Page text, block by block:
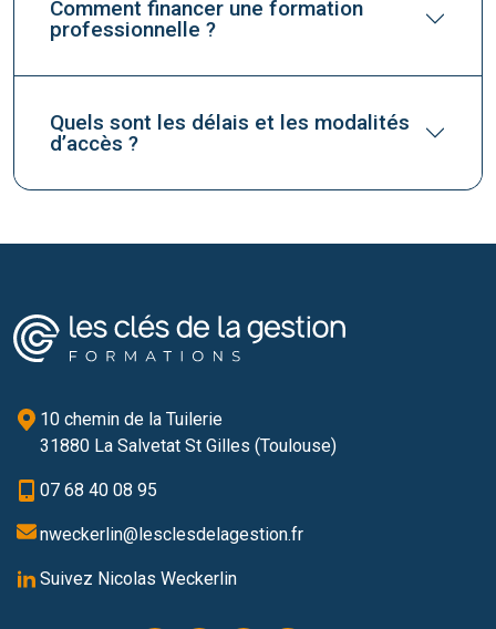
Comment financer une formation
professionnelle ?
Quels sont les délais et les modalités
d’accès ?
10 chemin de la Tuilerie
31880 La Salvetat St Gilles (Toulouse)
07 68 40 08 95
nweckerlin@lesclesdelagestion.fr
Suivez Nicolas Weckerlin